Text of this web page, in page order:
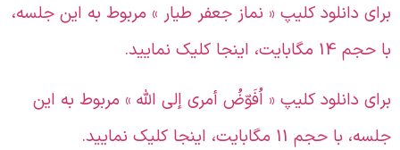
دانلود کلیپ « نماز جعفر طیار » مربوط به این جلسه،
14 مگابایت، اینجا کلیک نمایید.
دانلود کلیپ « اُفَوّضُ أمری إلی الله » مربوط به این
با حجم 11 مگابایت، اینجا کلیک نمایید.